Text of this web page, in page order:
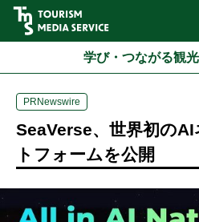
学び・つながる観
PRNewswire
SeaVerse、世界初の
トフォームを公開